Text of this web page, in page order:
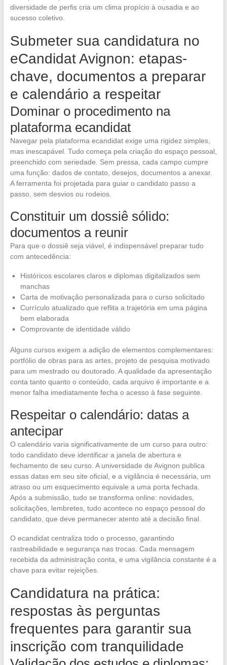
diversidade de perfis cria um clima propício à ousadia e ao
sucesso coletivo.
Submeter sua candidatura no
eCandidat Avignon: etapas-
chave, documentos a preparar
e calendário a respeitar
Dominar o procedimento na
plataforma ecandidat
Navegar pela plataforma ecandidat exige uma rigidez simples,
mas inescapável. Tudo começa pela criação do espaço pessoal,
preenchido com seriedade. Sem pressa, cada campo cumpre
uma função: dados de contato, desejos, documentos a anexar.
A ferramenta foi projetada para guiar o candidato passo a
passo, sem desvios ou rodeios.
Constituir um dossiê sólido:
documentos a reunir
Para que o dossiê seja viável, é indispensável preparar tudo
com antecedência:
Históricos escolares claros e diplomas digitalizados sem
manchas
Carta de motivação personalizada para o curso solicitado
Currículo atualizado que reflita a trajetória em uma página
bem elaborada
Comprovante de identidade válido
Alguns cursos exigem a adição de elementos complementares:
portfólio de obras para as artes, projeto de pesquisa motivado
para um mestrado ou doutorado. A qualidade da apresentação
conta tanto quanto o conteúdo, cada arquivo é importante e a
menor falha imediatamente fecha o acesso à fase seguinte.
Respeitar o calendário: datas a
antecipar
O calendário varia significativamente de um curso para outro:
todo candidato deve identificar a janela de abertura e
fechamento de seu curso. A universidade de Avignon publica
essas datas em seu site oficial, e a vigilância é necessária, um
atraso ou um esquecimento equivale a uma porta fechada.
Após a submissão, tudo se transforma online: novidades,
solicitações, lembretes, tudo acontece no espaço pessoal do
candidato, que deve permanecer atento até a decisão final.
O ecandidat centraliza todo o processo, garantindo
rastreabilidade e segurança nas trocas. Cada mensagem
recebida da administração conta, e uma vigilância constante é a
chave para evitar rejeições.
Candidatura na prática:
respostas às perguntas
frequentes para garantir sua
inscrição com tranquilidade